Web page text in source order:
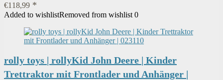
€118,99
Added to wishlistRemoved from wishlist 0
rolly toys | rollyKid John Deere | Kinder
Trettraktor mit Frontlader und Anhänger |